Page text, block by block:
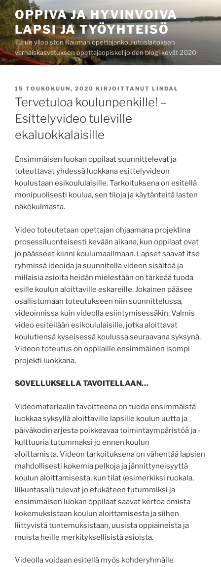
Siirry
sisältöönOPPIVA JA HYVINVOIVA
LAPSI JA TYÖYHTEISÖ
Turun yliopiston Rauman opettajankoulutuslaitoksen
varhaiskasvatuksen opettajaopiskelijoiden blogi kevät 2020
JULKAISTU
15 TOUKOKUUN, 2020 KIRJOITTANUT LINDAL
Tervetuloa koulunpenkille! –
Esittelyvideo tuleville
ekaluokkalaisille
Ensimmäisen luokan oppilaat suunnittelevat ja
toteuttavat yhdessä luokkana esittelyvideon
koulustaan esikoululaisille. Tarkoituksena on esitellä
monipuolisesti koulua, sen tiloja ja käytänteitä lasten
näkökulmasta.
Video toteutetaan opettajan ohjaamana projektina
prosessiluonteisesti kevään aikana, kun oppilaat ovat
jo päässeet kiinni koulumaailmaan. Lapset saavat itse
ryhmissä ideoida ja suunnitella videon sisältöä ja
millaisia asioita heidän mielestään on tärkeää tuoda
esille koulun aloittaville eskareille. Jokainen pääsee
osallistumaan toteutukseen niin suunnittelussa,
videoinnissa kuin videolla esiintymisessäkin. Valmis
video esitellään esikoululaisille, jotka aloittavat
koulutiensä kyseisessä koulussa seuraavana syksynä.
Videon toteutus on oppilaille ensimmäinen isompi
projekti luokkana.
SOVELLUKSELLA TAVOITELLAAN…
Videomateriaalin tavoitteena on tuoda ensimmäistä
luokkaa syksyllä aloittaville lapsille koulun uutta ja
päiväkodin arjesta poikkeavaa toimintaympäristöä ja -
kulttuuria tutummaksi jo ennen koulun
aloittamista. Videon tarkoituksena on vähentää lapsien
mahdollisesti kokemia pelkoja ja jännittyneisyyttä
koulun aloittamisesta, kun tilat (esimerkiksi ruokala,
liikuntasali) tulevat jo etukäteen tutummiksi ja
ensimmäisen luokan oppilaat saavat kertoa omista
kokemuksistaan koulun aloittamisesta ja siihen
liittyvistä tuntemuksistaan, uusista oppiaineista ja
muista heille merkityksellisistä asioista.
Videolla voidaan esitellä myös kohderyhmälle